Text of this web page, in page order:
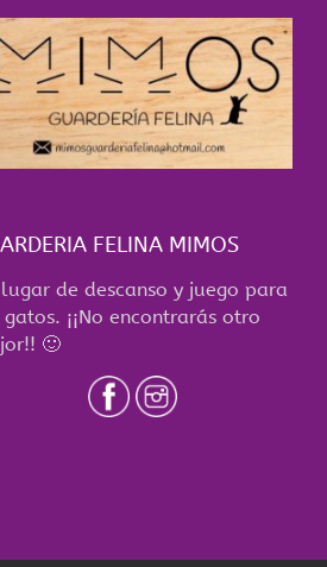
FELINA MIMOS
lugar de descanso y juego para
¡¡No encontrarás otro
🙂